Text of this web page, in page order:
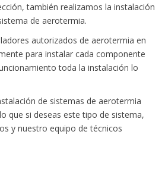
también realizamos la instalación
de aerotermia.
autorizados de aerotermia en
para instalar cada componente
toda la instalación lo
de sistemas de aerotermia
que si deseas este tipo de sistema,
y nuestro equipo de técnicos